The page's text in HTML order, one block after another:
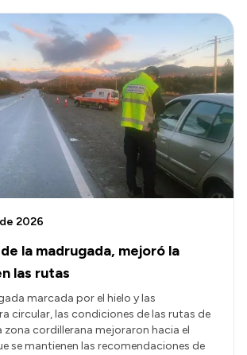
la madrugada, mejoró la
las rutas
2026
marcada por el hielo y las
circular, las condiciones de las rutas de
zona cordillerana mejoraron hacia el
se mantienen las recomendaciones de